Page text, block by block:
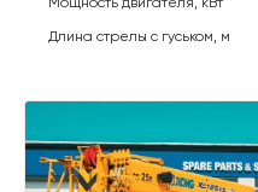
Длина стрелы с гуськом, м